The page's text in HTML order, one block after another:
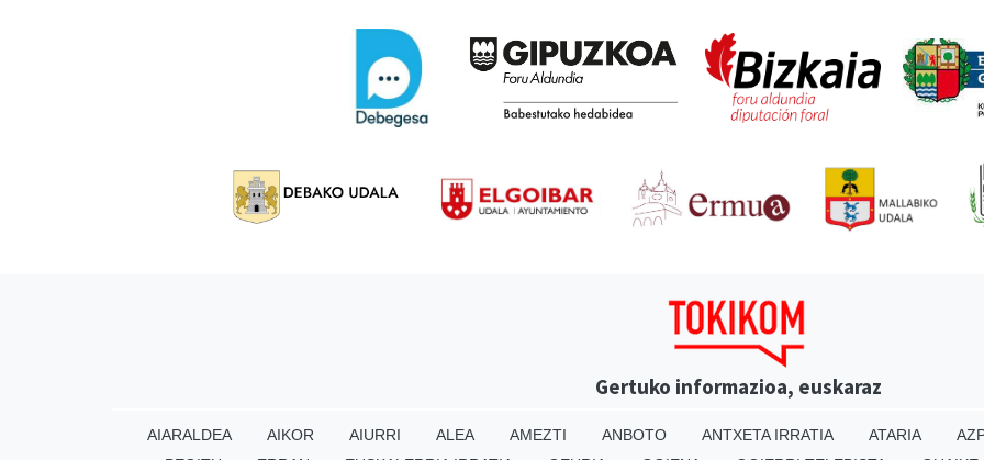
Gertuko informazioa, euskaraz
AIARALDEA AIKOR AIURRI ALEA AMEZTI ANBOTO ANTXETA IRRATIA ATARIA